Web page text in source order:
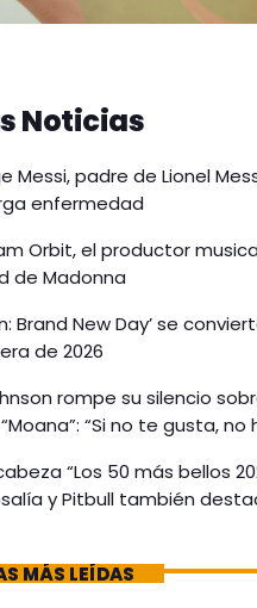
Noticias
Messi, padre de Lionel
enfermedad
Orbit, el productor
de Madonna
Brand New Day’ se
de 2026
rompe su silencio
“Si no te gusta, no
“Los 50 más bellos
y Pitbull también
MÁS LEÍDAS